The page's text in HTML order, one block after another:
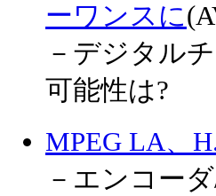
ーワンスに
－デジタル
可能性は?
MPEG LA、
－エンコー